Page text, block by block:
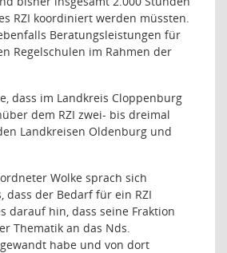
RZI koordiniert werden müssten.
Beratungsleistungen für
Regelschulen im Rahmen der
dass im Landkreis Cloppenburg
dem RZI zwei- bis dreimal
Landkreisen Oldenburg und
Wolke sprach sich
dass der Bedarf für ein RZI
darauf hin, dass seine Fraktion
Thematik an das Nds.
habe und von dort